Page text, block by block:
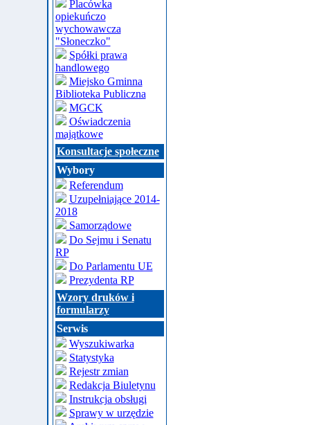
Placówka
opiekuńczo
wychowawcza
"Słoneczko"
Spółki prawa
handlowego
Miejsko Gminna
Biblioteka Publiczna
MGCK
Oświadczenia
majątkowe
Konsultacje społeczne
Wybory
Referendum
Uzupełniające 2014-
2018
Samorządowe
Do Sejmu i Senatu
RP
Do Parlamentu UE
Prezydenta RP
Wzory druków i
formularzy
Serwis
Wyszukiwarka
Statystyka
Rejestr zmian
Redakcja Biuletynu
Instrukcja obsługi
Sprawy w urzędzie